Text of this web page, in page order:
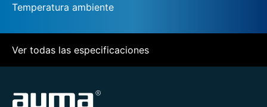
Temperatura ambiente
Ver todas las especificaciones